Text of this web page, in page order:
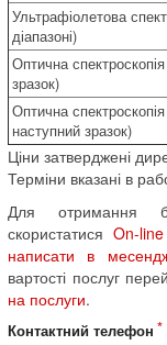
Ультрафіолетова
діапазоні)
Оптична
зразок)
Оптична
наступний зразок)
Ціни затверджені
Терміни вказані в
Для отримання
скористатисяOn-line
написати в
вартості послуг
на послуги.
Контактний телефон